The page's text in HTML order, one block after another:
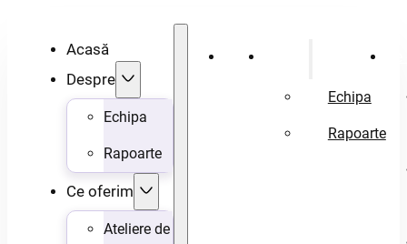
Acasă
Despre
Echipa
Rapoarte
Ce oferim
Ateliere de
Acasă
Echipa
Rapoarte